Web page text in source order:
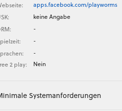
apps.facebook.com/playworms
keine Angabe
-
-
-
2 play:
Nein
Systemanforderungen